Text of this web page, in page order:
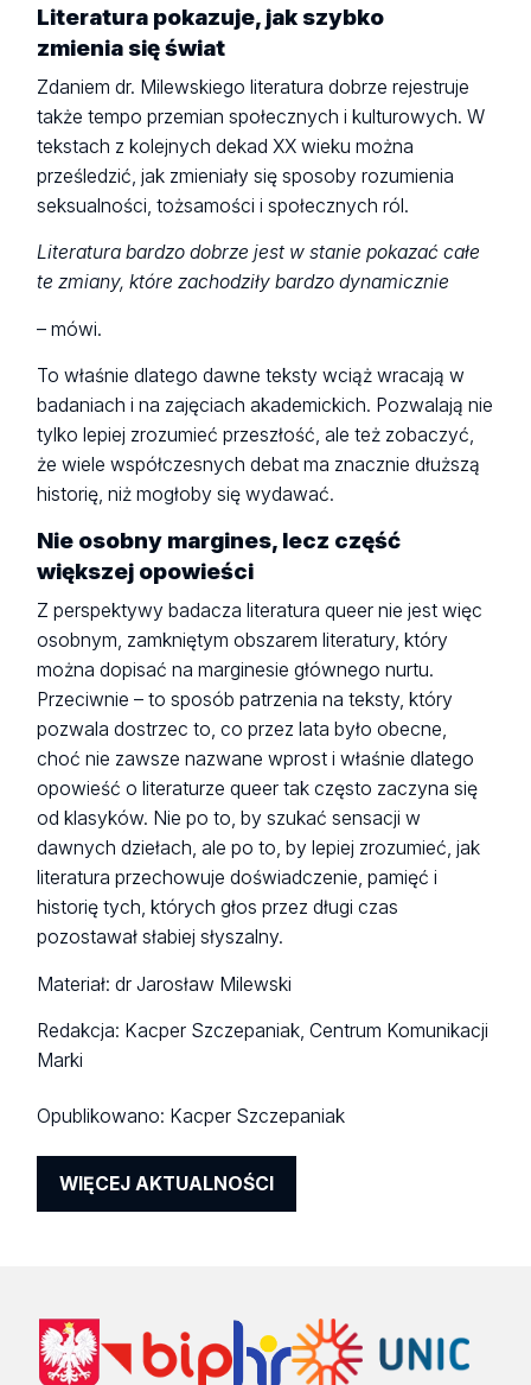
Literatura pokazuje, jak szybko
zmienia się świat
Zdaniem dr. Milewskiego literatura dobrze rejestruje
także tempo przemian społecznych i kulturowych. W
tekstach z kolejnych dekad XX wieku można
prześledzić, jak zmieniały się sposoby rozumienia
seksualności, tożsamości i społecznych ról.
Literatura bardzo dobrze jest w stanie pokazać całe
te zmiany, które zachodziły bardzo dynamicznie
– mówi.
To właśnie dlatego dawne teksty wciąż wracają w
badaniach i na zajęciach akademickich. Pozwalają nie
tylko lepiej zrozumieć przeszłość, ale też zobaczyć,
że wiele współczesnych debat ma znacznie dłuższą
historię, niż mogłoby się wydawać.
Nie osobny margines, lecz część
większej opowieści
Z perspektywy badacza literatura queer nie jest więc
osobnym, zamkniętym obszarem literatury, który
można dopisać na marginesie głównego nurtu.
Przeciwnie – to sposób patrzenia na teksty, który
pozwala dostrzec to, co przez lata było obecne,
choć nie zawsze nazwane wprost i właśnie dlatego
opowieść o literaturze queer tak często zaczyna się
od klasyków. Nie po to, by szukać sensacji w
dawnych dziełach, ale po to, by lepiej zrozumieć, jak
literatura przechowuje doświadczenie, pamięć i
historię tych, których głos przez długi czas
pozostawał słabiej słyszalny.
Materiał: dr Jarosław Milewski
Redakcja: Kacper Szczepaniak, Centrum Komunikacji
Marki
Opublikowano: Kacper Szczepaniak
WIĘCEJ AKTUALNOŚCI